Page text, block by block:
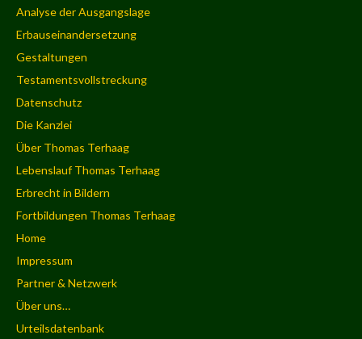
Analyse der Ausgangslage
Erbauseinandersetzung
Gestaltungen
Testamentsvollstreckung
Datenschutz
Die Kanzlei
Über Thomas Terhaag
Lebenslauf Thomas Terhaag
Erbrecht in Bildern
Fortbildungen Thomas Terhaag
Home
Impressum
Partner & Netzwerk
Über uns…
Urteilsdatenbank